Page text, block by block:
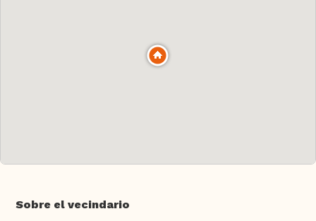
Sobre el vecindario